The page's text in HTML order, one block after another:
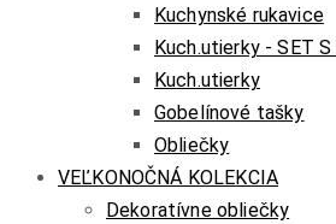
Kuchynské rukavice
Kuch.utierky - SET S
Kuch.utierky
Gobelínové tašky
Obliečky
VEĽKONOČNÁ KOLEKCIA
Dekoratívne obliečky